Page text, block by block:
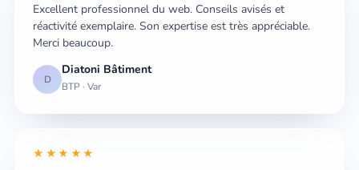
Excellent professionnel du web. Conseils avisés et
réactivité exemplaire. Son expertise est très appréciable.
Merci beaucoup.
D
Diatoni Bâtiment
BTP · Var
★★★★★